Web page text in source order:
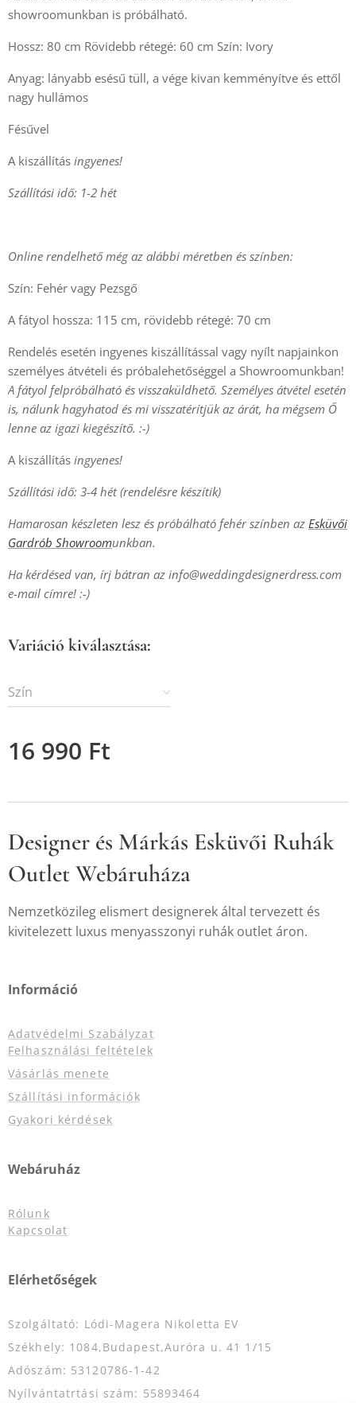
showroomunkban is próbálható.
Hossz: 80 cm Rövidebb rétegé: 60 cm Szín: Ivory
Anyag: lányabb esésű tüll, a vége kivan kemményítve és ettől
nagy hullámos
Fésűvel
A kiszállítás ingyenes!
Szállítási idő: 1-2 hét
Online rendelhető még az alábbi méretben és színben:
Szín: Fehér vagy Pezsgő
A fátyol hossza: 115 cm, rövidebb rétegé: 70 cm
Rendelés esetén ingyenes kiszállítással vagy nyílt napjainkon
személyes átvételi és próbalehetőséggel a Showroomunkban!
A fátyol felpróbálható és visszaküldhető. Személyes átvétel esetén
is, nálunk hagyhatod és mi visszatérítjük az árát, ha mégsem Ő
lenne az igazi kiegészítő. :-)
A kiszállítás ingyenes!
Szállítási idő: 3-4 hét (rendelésre készítik)
Hamarosan készleten lesz és próbálható fehér színben az Esküvői
Gardrób Showroomunkban.
Ha kérdésed van, írj bátran az info@weddingdesignerdress.com
e-mail címre! :-)
Variáció kiválasztása:
Szín
16 990 Ft
Designer és Márkás Esküvői Ruhák
Outlet Webáruháza
Nemzetközileg elismert designerek által tervezett és
kivitelezett luxus menyasszonyi ruhák outlet áron.
Információ
Adatvédelmi Szabályzat
Felhasználási feltételek
Vásárlás menete
Szállítási információk
Gyakori kérdések
Webáruház
Rólunk
Kapcsolat
Elérhetőségek
Szolgáltató: Lódi-Magera Nikoletta EV
Székhely: 1084,Budapest,Auróra u. 41 1/15
Adószám: 53120786-1-42
Nyílvántatrtási szám: 55893464